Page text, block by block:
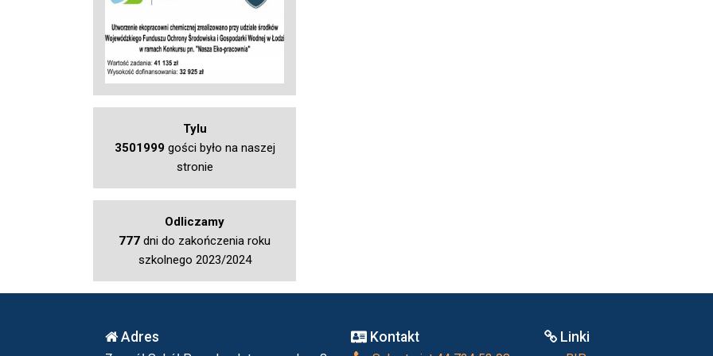
Tylu
3501999 gości było na naszej
stronie
Odliczamy
777 dni do zakończenia roku
szkolnego 2023/2024
Adres Kontakt Linki